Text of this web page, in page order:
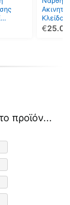
Ligaflex
25.00
€
να
στη
προϊόν...